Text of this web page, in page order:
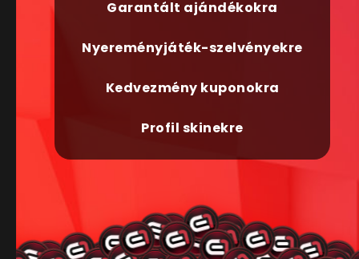
Garantált ajándékokra
Nyereményjáték-szelvényekre
Kedvezmény kuponokra
Profil skinekre